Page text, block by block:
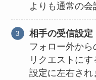
よりも通常の会
相手の受信設定
フォロー外から
リクエストに
設定に左右され